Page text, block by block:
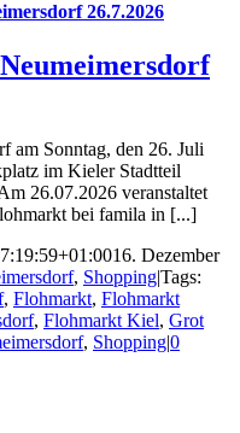
26.7.2026
am Sonntag, den 26. Juli
im Kieler Stadtteil
26.07.2026 veranstaltet
bei famila in [...]
16. Dezember
, Shopping|Tags:
, Flohmarkt, Flohmarkt
, Flohmarkt Kiel, Grot
, Shopping|0